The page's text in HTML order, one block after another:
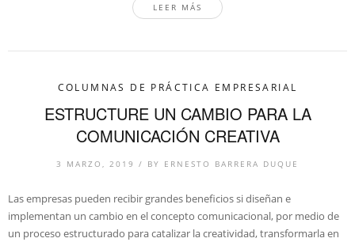
LEER MÁS
COLUMNAS DE PRÁCTICA EMPRESARIAL
ESTRUCTURE UN CAMBIO PARA LA
COMUNICACIÓN CREATIVA
3 MARZO, 2019 / BY ERNESTO BARRERA DUQUE
Las empresas pueden recibir grandes beneficios si diseñan e
implementan un cambio en el concepto comunicacional, por medio de
un proceso estructurado para catalizar la creatividad, transformarla en